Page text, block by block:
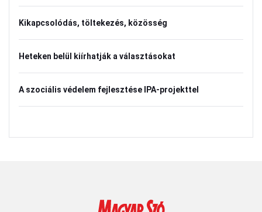
Kikapcsolódás, töltekezés, közösség
Heteken belül kiírhatják a választásokat
A szociális védelem fejlesztése IPA-projekttel